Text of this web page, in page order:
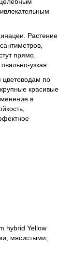
Растение
прямо.
узкая.
цветоводам по
красивые
в
hybrid Yellow
мясистыми,